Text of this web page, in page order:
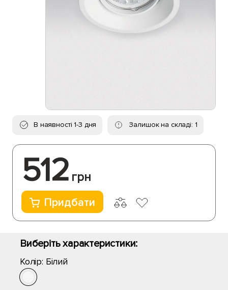
В наявності 1-3 дня Залишок на складі: 1
512 грн
Придбати
Виберіть характеристики:
Колір: Білий